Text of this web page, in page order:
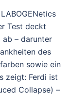
Test deckt
ab – darunter
des
sowie ein
zeigt: Ferdi ist
Collapse) –